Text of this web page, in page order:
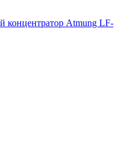
концентратор Atmung LF-